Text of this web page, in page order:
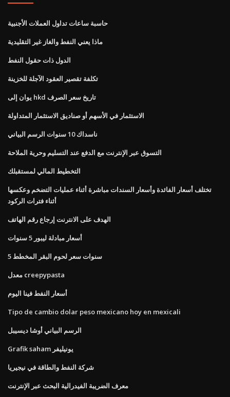
حاسبة ساعات تداول العملات الأجنبية
ماذا يعني النفط والغاز غير التقليدية
الدول ذات حقول النفط
تكلفة تقصير العقود الآجلة للخزينة
يوان إلى hkd تاريخ سعر الصرف
الاستثمار في الأسهم أو صناديق الاستثمار المتداولة
ناسداك 10 سنوات الرسم البياني
التسوق عبر الإنترنت مع الدفع عند التسليم وحرية الملاحة
التخطيط المالي لمستقبلك
تختلف أسعار الفائدة وأسعار السندات مباشرة أثناء عمليات التضخم وعكسها
أثناء فترات الركود
الهدف على الانترنت إرجاع رقم الهاتف
أسعار مبادلة ليبور 5 سنوات
5 سنوات سعر لحوم البقر المخطط
معدل creepypasta
أسعار النفط فينا اليوم
Tipo de cambio dolar peso mexicano hoy en mexicali
الرسم البياني أوشا ديسيبل
Grafik saham يونيليفر
شركة النفط والطاقة في نيجيريا
معرف الضريبة الفيدرالية البحث عبر الإنترنت